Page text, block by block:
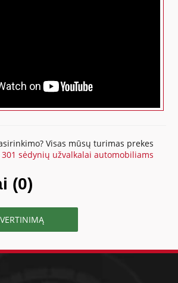
Visas mūsų turimas prekes
301 sėdynių užvalkalai automobiliams
(0)